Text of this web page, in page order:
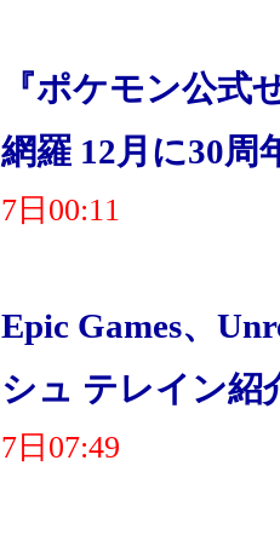
『ポケモン公式
網羅 12月に30周
7日00:11
Epic Games、
シュ テレイン紹
7日07:49